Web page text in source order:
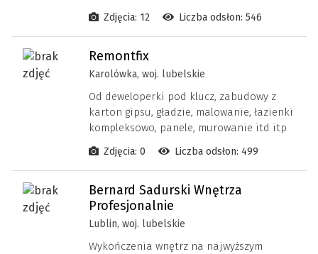
Zdjęcia: 12 Liczba odsłon: 546
Remontfix
Karolówka, woj. lubelskie
Od deweloperki pod klucz, zabudowy z
karton gipsu, gładzie, malowanie, łazienki
kompleksowo, panele, murowanie itd itp
Zdjęcia: 0 Liczba odsłon: 499
Bernard Sadurski Wnętrza
Profesjonalnie
Lublin, woj. lubelskie
Wykończenia wnętrz na najwyższym